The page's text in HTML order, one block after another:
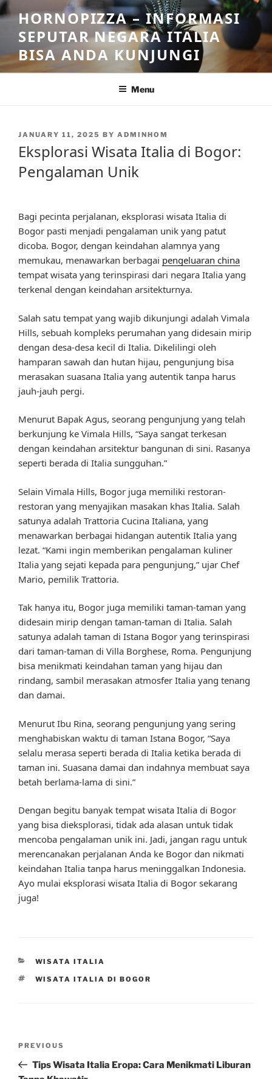
Skip
to
content
HORNOPIZZA – INFORMASI
SEPUTAR NEGARA ITALIA
BISA ANDA KUNJUNGI
Menu
POSTED
ON
JANUARY 11, 2025 BY ADMINHOM
Eksplorasi Wisata Italia di Bogor:
Pengalaman Unik
Bagi pecinta perjalanan, eksplorasi wisata Italia di
Bogor pasti menjadi pengalaman unik yang patut
dicoba. Bogor, dengan keindahan alamnya yang
memukau, menawarkan berbagai pengeluaran china
tempat wisata yang terinspirasi dari negara Italia yang
terkenal dengan keindahan arsitekturnya.
Salah satu tempat yang wajib dikunjungi adalah Vimala
Hills, sebuah kompleks perumahan yang didesain mirip
dengan desa-desa kecil di Italia. Dikelilingi oleh
hamparan sawah dan hutan hijau, pengunjung bisa
merasakan suasana Italia yang autentik tanpa harus
jauh-jauh pergi.
Menurut Bapak Agus, seorang pengunjung yang telah
berkunjung ke Vimala Hills, “Saya sangat terkesan
dengan keindahan arsitektur bangunan di sini. Rasanya
seperti berada di Italia sungguhan.”
Selain Vimala Hills, Bogor juga memiliki restoran-
restoran yang menyajikan masakan khas Italia. Salah
satunya adalah Trattoria Cucina Italiana, yang
menawarkan berbagai hidangan autentik Italia yang
lezat. “Kami ingin memberikan pengalaman kuliner
Italia yang sejati kepada para pengunjung,” ujar Chef
Mario, pemilik Trattoria.
Tak hanya itu, Bogor juga memiliki taman-taman yang
didesain mirip dengan taman-taman di Italia. Salah
satunya adalah taman di Istana Bogor yang terinspirasi
dari taman-taman di Villa Borghese, Roma. Pengunjung
bisa menikmati keindahan taman yang hijau dan
rindang, sambil merasakan atmosfer Italia yang tenang
dan damai.
Menurut Ibu Rina, seorang pengunjung yang sering
menghabiskan waktu di taman Istana Bogor, “Saya
selalu merasa seperti berada di Italia ketika berada di
taman ini. Suasana damai dan indahnya membuat saya
betah berlama-lama di sini.”
Dengan begitu banyak tempat wisata Italia di Bogor
yang bisa dieksplorasi, tidak ada alasan untuk tidak
mencoba pengalaman unik ini. Jadi, jangan ragu untuk
merencanakan perjalanan Anda ke Bogor dan nikmati
keindahan Italia tanpa harus meninggalkan Indonesia.
Ayo mulai eksplorasi wisata Italia di Bogor sekarang
juga!
CATEGORIES
WISATA ITALIA
TAGS
WISATA ITALIA DI BOGOR
Previous
Post
PREVIOUS
Tips Wisata Italia Eropa: Cara Menikmati Liburan